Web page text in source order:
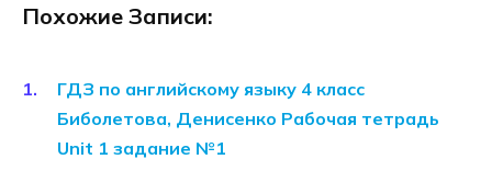
Похожие Записи:
ГДЗ по английскому языку 4 класс
Биболетова, Денисенко Рабочая тетрадь
Unit 1 задание №1